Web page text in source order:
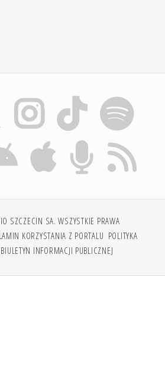
SZCZECIN SA. WSZYSTKIE PRAWA
KORZYSTANIA Z PORTALU POLITYKA
BIULETYN INFORMACJI PUBLICZNEJ